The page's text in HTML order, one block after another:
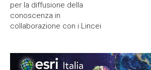
per la diffusione della
conoscenza in
collaborazione con i Lincei